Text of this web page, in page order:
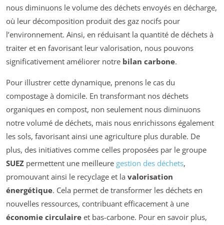
nous diminuons le volume des déchets envoyés en décharge,
où leur décomposition produit des gaz nocifs pour
l’environnement. Ainsi, en réduisant la quantité de déchets à
traiter et en favorisant leur valorisation, nous pouvons
significativement améliorer notre bilan carbone.
Pour illustrer cette dynamique, prenons le cas du
compostage à domicile. En transformant nos déchets
organiques en compost, non seulement nous diminuons
notre volumé de déchets, mais nous enrichissons également
les sols, favorisant ainsi une agriculture plus durable. De
plus, des initiatives comme celles proposées par le groupe
SUEZ permettent une meilleure gestion des déchets,
promouvant ainsi le recyclage et la valorisation
énergétique. Cela permet de transformer les déchets en
nouvelles ressources, contribuant efficacement à une
économie circulaire et bas-carbone. Pour en savoir plus,